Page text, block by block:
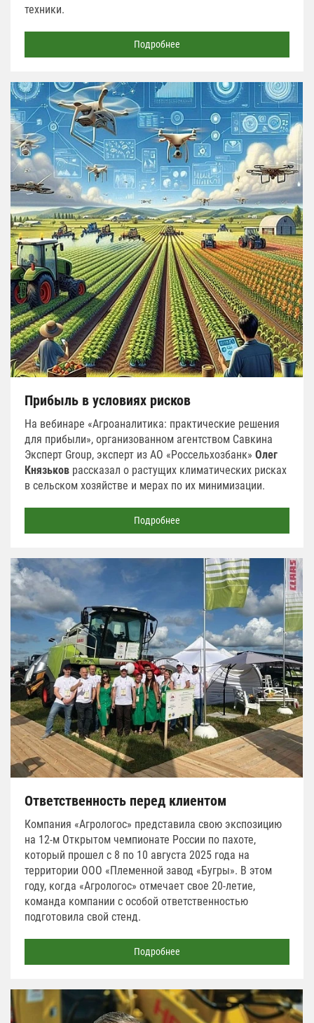
техники.
Подробнее
Прибыль в условиях рисков
На вебинаре «Агроаналитика: практические решения
для прибыли», организованном агентством Савкина
Эксперт Group, эксперт из АО «Россельхозбанк» Олег
Князьков рассказал о растущих климатических рисках
в сельском хозяйстве и мерах по их минимизации.
Подробнее
Ответственность перед клиентом
Компания «Агрологос» представила свою экспозицию
на 12-м Открытом чемпионате России по пахоте,
который прошел с 8 по 10 августа 2025 года на
территории ООО «Племенной завод «Бугры». В этом
году, когда «Агрологос» отмечает свое 20-летие,
команда компании с особой ответственностью
подготовила свой стенд.
Подробнее